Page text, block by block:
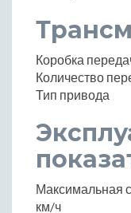
Коробка
Количество
Тип привода
Максимальная
км/ч